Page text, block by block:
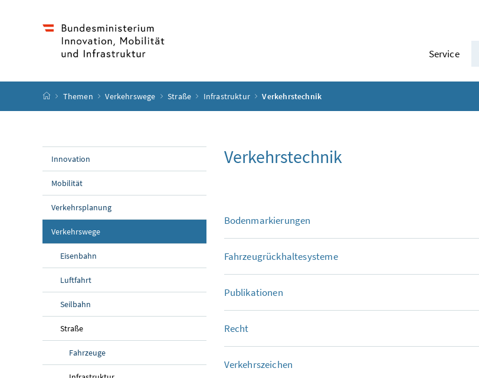
Service
Startseite
Themen Verkehrswege Straße Infrastruktur Verkehrstechnik
Innovation
Mobilität
Verkehrsplanung
Verkehrswege
Eisenbahn
Luftfahrt
Seilbahn
Straße
Fahrzeuge
Verkehrstechnik
Bodenmarkierungen
Fahrzeugrückhaltesysteme
Publikationen
Recht
Verkehrszeichen